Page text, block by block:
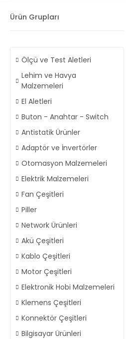
Ürün Grupları
Ölçü ve Test Aletleri
Lehim ve Havya
Malzemeleri
El Aletleri
Buton - Anahtar - Switch
Antistatik Ürünler
Adaptör ve İnvertörler
Otomasyon Malzemeleri
Elektrik Malzemeleri
Fan Çeşitleri
Piller
Network Ürünleri
Akü Çeşitleri
Kablo Çeşitleri
Motor Çeşitleri
Elektronik Hobi Malzemeleri
Klemens Çeşitleri
Konnektör Çeşitleri
Bilgisayar Ürünleri